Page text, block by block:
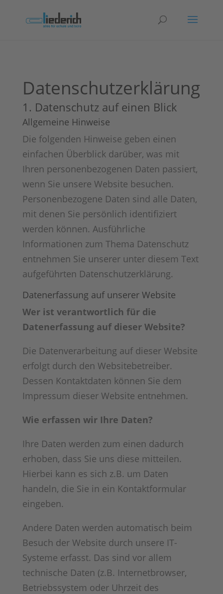
Datenschutzerklärung
1. Datenschutz auf einen Blick
Allgemeine Hinweise
Die folgenden Hinweise geben einen
einfachen Überblick darüber, was mit
Ihren personenbezogenen Daten passiert,
wenn Sie unsere Website besuchen.
Personenbezogene Daten sind alle Daten,
mit denen Sie persönlich identifiziert
werden können. Ausführliche
Informationen zum Thema Datenschutz
entnehmen Sie unserer unter diesem Text
aufgeführten Datenschutzerklärung.
Datenerfassung auf unserer Website
Wer ist verantwortlich für die
Datenerfassung auf dieser Website?
Die Datenverarbeitung auf dieser Website
erfolgt durch den Websitebetreiber.
Dessen Kontaktdaten können Sie dem
Impressum dieser Website entnehmen.
Wie erfassen wir Ihre Daten?
Ihre Daten werden zum einen dadurch
erhoben, dass Sie uns diese mitteilen.
Hierbei kann es sich z.B. um Daten
handeln, die Sie in ein Kontaktformular
eingeben.
Andere Daten werden automatisch beim
Besuch der Website durch unsere IT-
Systeme erfasst. Das sind vor allem
technische Daten (z.B. Internetbrowser,
Betriebssystem oder Uhrzeit des